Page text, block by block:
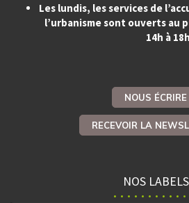
Les lundis, les services de
l’urbanisme sont ouverts au
14h à
NOUS ÉCRIRE
RECEVOIR LA
NOS LABELS